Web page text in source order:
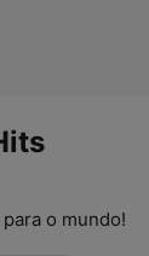
o mundo!